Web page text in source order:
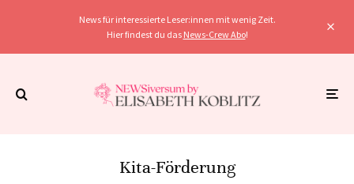
News für interessierte Leser:innen mit wenig Zeit.
Hier findest du das News-Crew Abo!
Kita-Förderung